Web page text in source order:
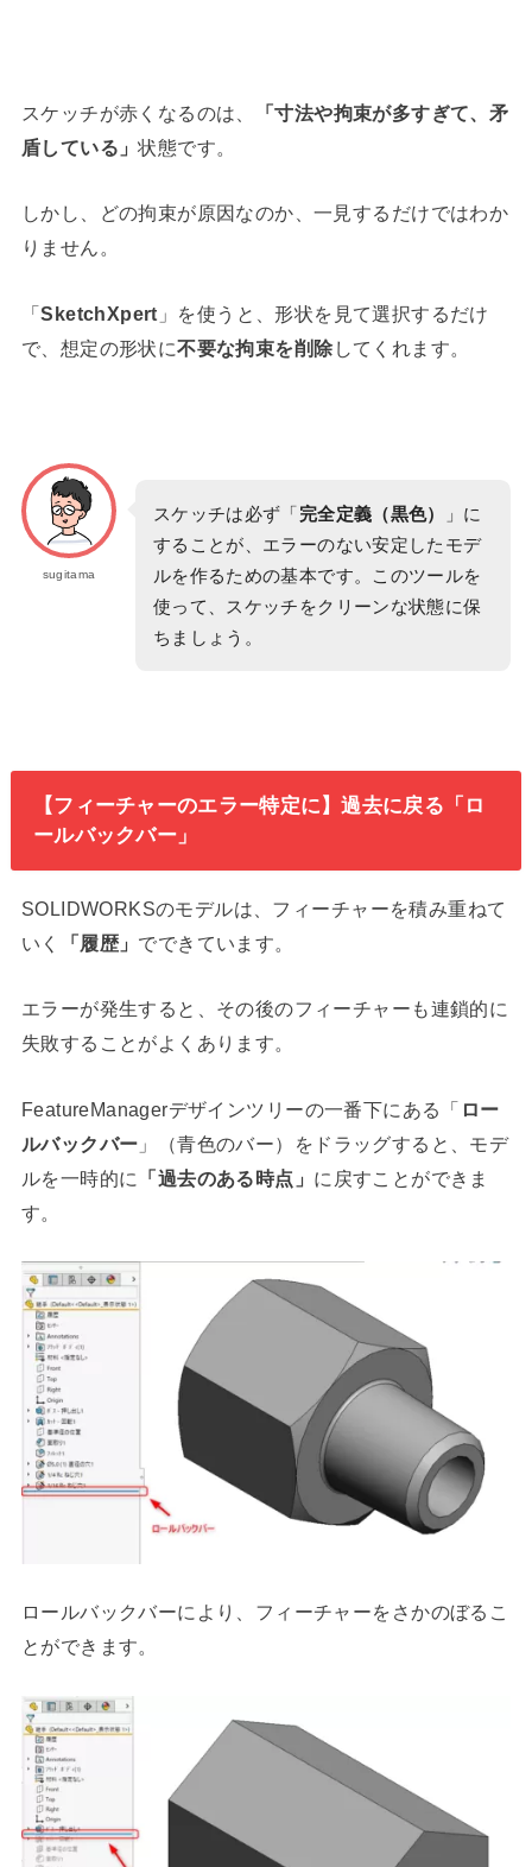
スケッチが赤くなるのは、
「寸法や拘束が多すぎて、矛
盾している」状態です。
しかし、どの拘束が原因なのか、一見するだけではわか
りません。
「SketchXpert 」を使うと、形状を見て選択するだけ
で、想定の形状に不要な拘束を削除 してくれます。
sugitama
スケッチは必ず「 完全定義（黒色）
」に
することが、エラーのない安定したモデ
ルを作るための基本です。このツールを
使って、スケッチをクリーンな状態に保
ちましょう。
【フィーチャーのエラー特定に】過去に戻る「ロ
ールバックバー」
SOLIDWORKSのモデルは、フィーチャーを積み重ねて
いく
「履歴」 でできています。
エラーが発生すると、その後のフィーチャーも連鎖的に
失敗することがよくあります。
FeatureManagerデザインツリーの一番下にある「 ロー
ルバックバー 」（青色のバー）をドラッグすると、モデ
ルを一時的に
「過去のある時点」 に戻すことができま
す。
ロールバックバーにより、フィーチャーをさかのぼるこ
とができます。